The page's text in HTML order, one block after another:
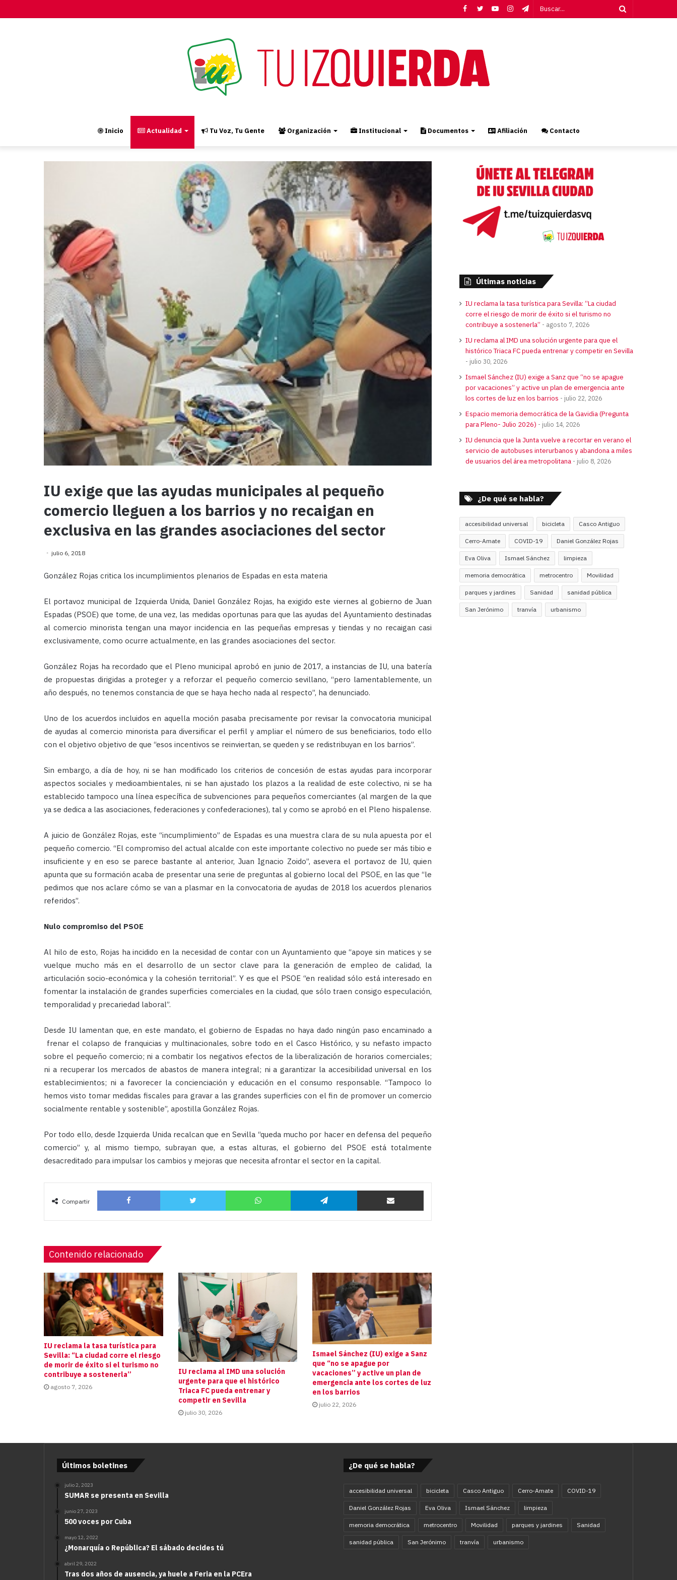
Telegram
Instagram
YouTube
Twitter
Facebook
Inicio Actualidad Tu Voz, Tu Gente Organización Institucional Documentos Afiliación Contacto
IU exige que las ayudas municipales al pequeño
comercio lleguen a los barrios y no recaigan en
exclusiva en las grandes asociaciones del sector
julio 6, 2018
González Rojas critica los incumplimientos plenarios de Espadas en esta materia
El portavoz municipal de Izquierda Unida, Daniel González Rojas, ha exigido este viernes al gobierno de Juan
Espadas (PSOE) que tome, de una vez, las medidas oportunas para que las ayudas del Ayuntamiento destinadas
al comercio minorista tengan una mayor incidencia en las pequeñas empresas y tiendas y no recaigan casi
exclusivamente, como ocurre actualmente, en las grandes asociaciones del sector.
González Rojas ha recordado que el Pleno municipal aprobó en junio de 2017, a instancias de IU, una batería
de propuestas dirigidas a proteger y a reforzar el pequeño comercio sevillano, “pero lamentablemente, un
año después, no tenemos constancia de que se haya hecho nada al respecto”, ha denunciado.
Uno de los acuerdos incluidos en aquella moción pasaba precisamente por revisar la convocatoria municipal
de ayudas al comercio minorista para diversificar el perfil y ampliar el número de sus beneficiarios, todo ello
con el objetivo objetivo de que “esos incentivos se reinviertan, se queden y se redistribuyan en los barrios”.
Sin embargo, a día de hoy, ni se han modificado los criterios de concesión de estas ayudas para incorporar
aspectos sociales y medioambientales, ni se han ajustado los plazos a la realidad de este colectivo, ni se ha
establecido tampoco una línea específica de subvenciones para pequeños comerciantes (al margen de la que
ya se dedica a las asociaciones, federaciones y confederaciones), tal y como se aprobó en el Pleno hispalense.
A juicio de González Rojas, este “incumplimiento” de Espadas es una muestra clara de su nula apuesta por el
pequeño comercio. “El compromiso del actual alcalde con este importante colectivo no puede ser más tibio e
insuficiente y en eso se parece bastante al anterior, Juan Ignacio Zoido”, asevera el portavoz de IU, quien
apunta que su formación acaba de presentar una serie de preguntas al gobierno local del PSOE, en las que “le
pedimos que nos aclare cómo se van a plasmar en la convocatoria de ayudas de 2018 los acuerdos plenarios
referidos”.
Nulo compromiso del PSOE
Al hilo de esto, Rojas ha incidido en la necesidad de contar con un Ayuntamiento que “apoye sin matices y se
vuelque mucho más en el desarrollo de un sector clave para la generación de empleo de calidad, la
articulación socio-económica y la cohesión territorial”. Y es que el PSOE “en realidad sólo está interesado en
fomentar la instalación de grandes superficies comerciales en la ciudad, que sólo traen consigo especulación,
temporalidad y precariedad laboral”.
Desde IU lamentan que, en este mandato, el gobierno de Espadas no haya dado ningún paso encaminado a
frenar el colapso de franquicias y multinacionales, sobre todo en el Casco Histórico, y su nefasto impacto
sobre el pequeño comercio; ni a combatir los negativos efectos de la liberalización de horarios comerciales;
ni a recuperar los mercados de abastos de manera integral; ni a garantizar la accesibilidad universal en los
establecimientos; ni a favorecer la concienciación y educación en el consumo responsable. “Tampoco lo
hemos visto tomar medidas fiscales para gravar a las grandes superficies con el fin de promover un comercio
socialmente rentable y sostenible”, apostilla González Rojas.
Por todo ello, desde Izquierda Unida recalcan que en Sevilla “queda mucho por hacer en defensa del pequeño
comercio” y, al mismo tiempo, subrayan que, a estas alturas, el gobierno del PSOE está totalmente
desacreditado para impulsar los cambios y mejoras que necesita afrontar el sector en la capital.
Compartir
Facebook Twitter WhatsApp Telegram Compartir por correo
Contenido relacionado
IU reclama la tasa turística para
Sevilla: “La ciudad corre el riesgo
de morir de éxito si el turismo no
contribuye a sostenerla”
agosto 7, 2026
IU reclama al IMD una solución
urgente para que el histórico
Triaca FC pueda entrenar y
competir en Sevilla
julio 30, 2026
Ismael Sánchez (IU) exige a Sanz
que “no se apague por
vacaciones” y active un plan de
emergencia ante los cortes de luz
en los barrios
julio 22, 2026
Últimas noticias
IU reclama la tasa turística para Sevilla: “La ciudad
corre el riesgo de morir de éxito si el turismo no
contribuye a sostenerla”
agosto 7, 2026
IU reclama al IMD una solución urgente para que el
histórico Triaca FC pueda entrenar y competir en Sevilla
julio 30, 2026
Ismael Sánchez (IU) exige a Sanz que “no se apague
por vacaciones” y active un plan de emergencia ante
los cortes de luz en los barrios
julio 22, 2026
Espacio memoria democrática de la Gavidia (Pregunta
para Pleno- Julio 2026)
julio 14, 2026
IU denuncia que la Junta vuelve a recortar en verano el
servicio de autobuses interurbanos y abandona a miles
de usuarios del área metropolitana
julio 8, 2026
¿De qué se habla?
accesibilidad universal bicicleta Casco Antiguo
Cerro-Amate COVID-19 Daniel González Rojas
Eva Oliva Ismael Sánchez limpieza
memoria democrática metrocentro Movilidad
parques y jardines Sanidad sanidad pública
San Jerónimo tranvía urbanismo
Últimos boletines
julio 2, 2023
SUMAR se presenta en Sevilla
junio 27, 2023
500 voces por Cuba
mayo 12, 2022
¿Monarquía o República? El sábado decides tú
abril 29, 2022
Tras dos años de ausencia, ya huele a Feria en la PCEra
¿De qué se habla?
accesibilidad universal bicicleta Casco Antiguo Cerro-Amate COVID-19
Daniel González Rojas Eva Oliva Ismael Sánchez limpieza
memoria democrática metrocentro Movilidad parques y jardines Sanidad
sanidad pública San Jerónimo tranvía urbanismo